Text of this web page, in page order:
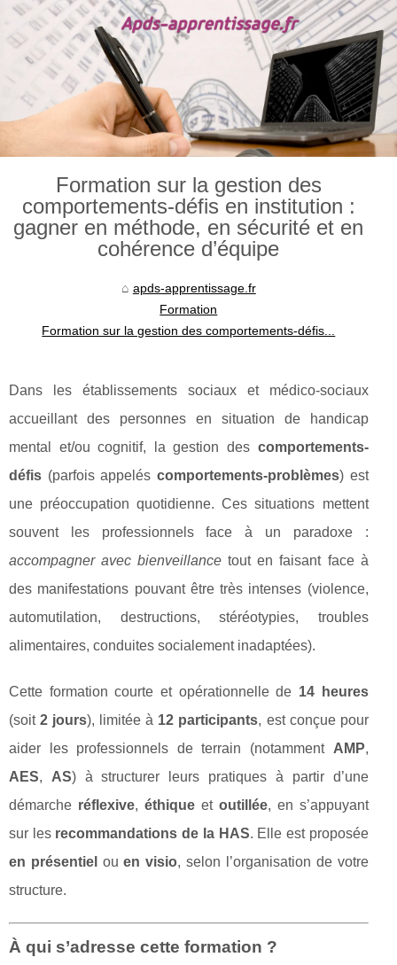
Formation sur la gestion des
comportements-défis en institution :
gagner en méthode, en sécurité et en
cohérence d’équipe
apds-apprentissage.fr
Formation
Formation sur la gestion des comportements-défis...
Dans les établissements sociaux et médico-sociaux
accueillant des personnes en situation de handicap
mental et/ou cognitif, la gestion des comportements-
défis (parfois appelés comportements-problèmes) est
une préoccupation quotidienne. Ces situations mettent
souvent les professionnels face à un paradoxe :
accompagner avec bienveillance tout en faisant face à
des manifestations pouvant être très intenses (violence,
automutilation, destructions, stéréotypies, troubles
alimentaires, conduites socialement inadaptées).
Cette formation courte et opérationnelle de 14 heures
(soit2 jours), limitée à 12 participants, est conçue pour
aider les professionnels de terrain (notamment AMP,
AES, AS) à structurer leurs pratiques à partir d’une
démarche réflexive, éthiqueet outillée, en s’appuyant
sur les recommandations de la HAS. Elle est proposée
en présentiel ouen visio, selon l’organisation de votre
structure.
À qui s’adresse cette formation ?